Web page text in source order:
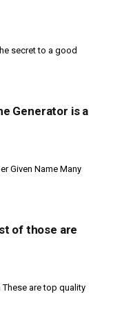
secret to a good
Generator is a
Given Name Many
of those are
are top quality